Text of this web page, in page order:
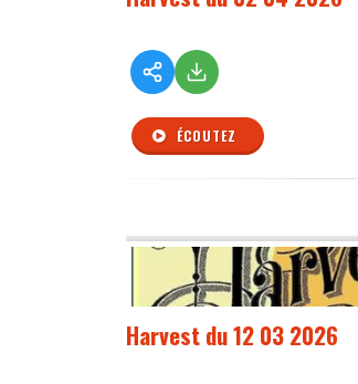
ÉCOUTEZ
Harvest du 12 03 2026